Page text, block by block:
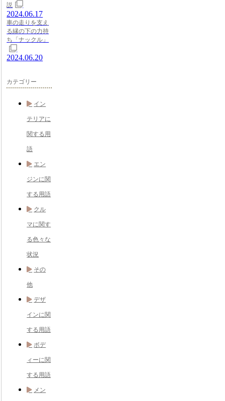
説
2024.06.17
車の走りを支え
る縁の下の力持
ち「ナックル」
2024.06.20
カテゴリー
イン
テリアに
関する用
語
エン
ジンに関
する用語
クル
マに関す
る色々な
状況
その
他
デザ
インに関
する用語
ボデ
ィーに関
する用語
メン